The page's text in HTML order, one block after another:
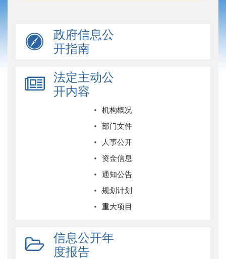
政府信息公
开指南
法定主动公
开内容
机构概况
部门文件
人事公开
资金信息
通知公告
规划计划
重大项目
信息公开年
度报告